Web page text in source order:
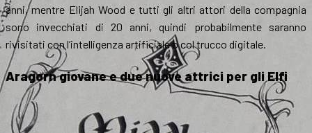
anni, mentre Elijah Wood e tutti gli altri attori della compagnia
sono invecchiati di 20 anni, quindi probabilmente saranno
rivisitati con l’intelligenza artificiale o col trucco digitale.
Aragorn giovane e due nuove attrici per gli Elfi